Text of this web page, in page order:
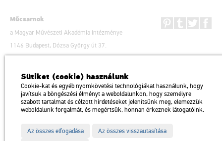
Műcsarnok
a Magyar Művészeti Akadémia intézménye
1146 Budapest, Dózsa György út 37.
Impresszum Sitemap Adatvédelem
Sütiket (cookie) használunk
Cookie-kat és egyéb nyomkövetési technológiákat használunk, hogy
javítsuk a böngészési élményt a weboldalunkon, hogy személyre
szabott tartalmat és célzott hirdetéseket jelenítsünk meg, elemezzük
weboldalunk forgalmát, és megértsük, honnan érkeznek látogatóink.
Az összes elfogadása Az összes visszautasítása